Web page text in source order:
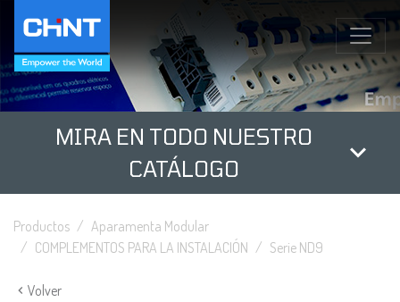
MIRA EN TODO NUESTRO
CATÁLOGO
Productos
Aparamenta Modular
COMPLEMENTOS PARA LA INSTALACIÓN
Serie ND9
Volver